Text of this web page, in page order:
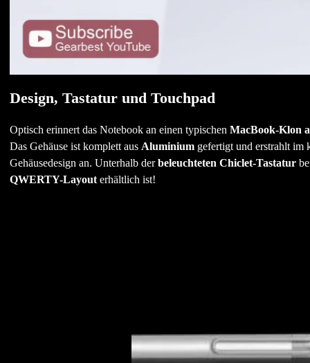
Design, Tastatur und Touchpad
Optisch erinnert das Notebook an einen typischen MacBook-Klon
Das Gehäuse ist komplett aus Aluminiumgefertigt und erstrahlt im
Gehäusedesign an. Unterhalb derbeleuchteten Chiclet-Tastatur
QWERTY-Layouterhältlich ist!